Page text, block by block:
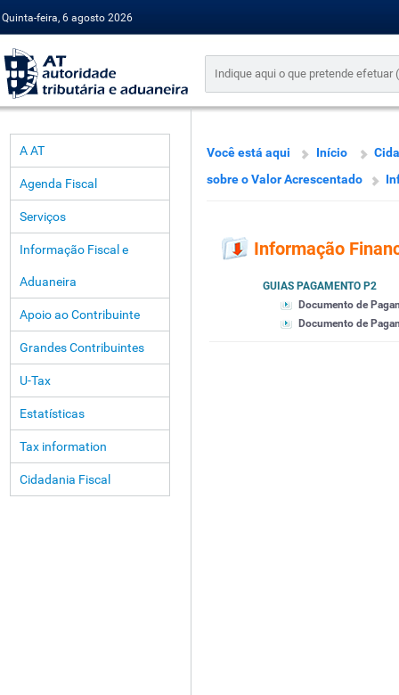
Quinta-feira, 6 agosto 2026
A AT
Agenda Fiscal
Serviços
Informação Fiscal e
Aduaneira
Apoio ao Contribuinte
Grandes Contribuintes
U-Tax
Estatísticas
Tax information
Cidadania Fiscal
Você está aqui Início
sobre o Valor Acrescentado
Informação
GUIAS PAGAMENTO P2
Documento de
Documento de